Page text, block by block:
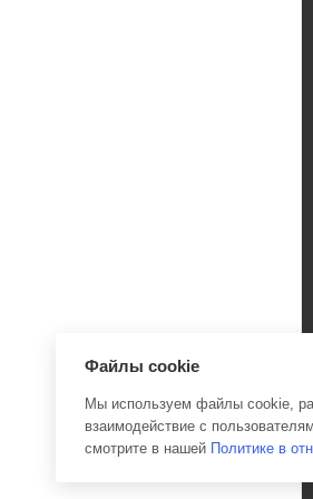
Файлы cookie
Мы используем файлы cookie,
взаимодействие с
смотрите в нашей Политике в